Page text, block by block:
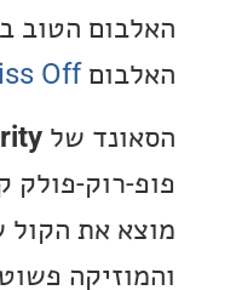
הטוב ביותר
Kiss Off מ-2022.
שלMajority
פולק קליט
את הקול של
פשוט עושה